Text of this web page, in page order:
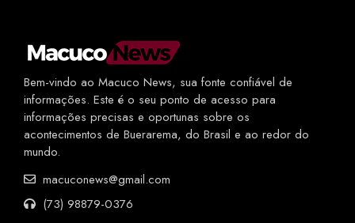
Bem-vindo ao Macuco News, sua fonte confiável de
informações. Este é o seu ponto de acesso para
informações precisas e oportunas sobre os
acontecimentos de Buerarema, do Brasil e ao redor do
mundo.
macuconews@gmail.com
(73) 98879-0376